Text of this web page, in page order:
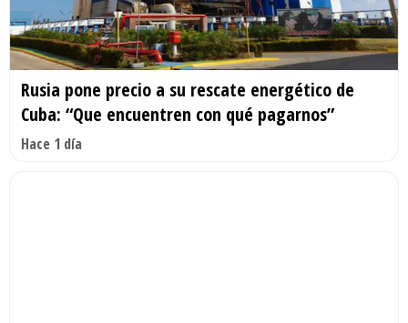
Rusia pone precio a su rescate energético de
Cuba: “Que encuentren con qué pagarnos”
Hace 1 día